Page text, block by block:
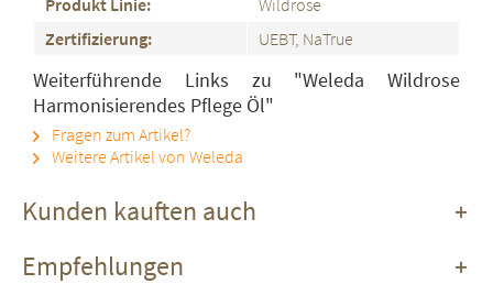
Zertifizierung:
UEBT, NaTrue
Weiterführende Links zu "Weleda Wildrose
Harmonisierendes Pflege Öl"
Fragen zum Artikel?
Weitere Artikel von Weleda
Kunden kauften auch
Empfehlungen